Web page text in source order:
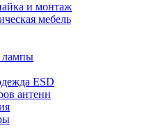
и монтаж
мебель
лампы
ESD
антенн